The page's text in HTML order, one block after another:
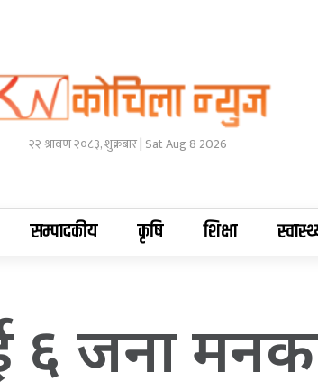
२२ श्रावण २०८३, शुक्रबार | Sat Aug 8 2026
सम्पादकीय कृषि शिक्षा
६ जना